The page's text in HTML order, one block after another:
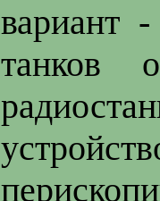
вариант
танков